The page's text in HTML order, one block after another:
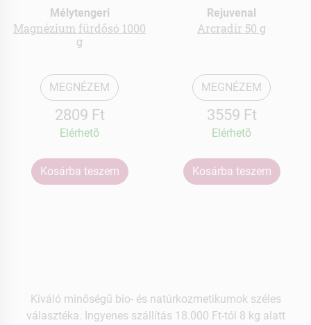
Mélytengeri
Magnézium fürdősó 1000
g
MEGNÉZEM
2809 Ft
Elérhetõ
Kosárba teszem
Rejuvenal
Arcradír 50 g
MEGNÉZEM
3559 Ft
Elérhetõ
Kosárba teszem
Kiváló minőségű bio- és natúrkozmetikumok széles
választéka. Ingyenes szállítás 18.000 Ft-tól 8 kg alatt